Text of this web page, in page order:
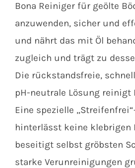
Bona Reiniger für geölte
anzuwenden, sicher und
und nährt das mit Öl
zugleich und trägt zu
Die rückstandsfreie,
pH-neutrale Lösung reinigt
Eine spezielle
hinterlässt keine klebrigen
beseitigt selbst gröbsten
starke Verunreinigungen